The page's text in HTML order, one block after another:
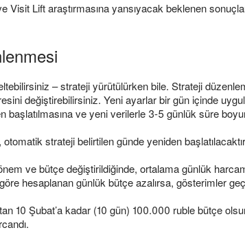
Visit Lift araştırmasına yansıyacak beklenen
– strateji yürütülürken bile. Strateji
değiştirebilirsiniz. Yeni ayarlar bir gün içinde
başlatılmasına ve yeni verilerle 3-5 günlük süre
strateji belirtilen günde yeniden
ve bütçe değiştirildiğinde, ortalama günlük
hesaplanan günlük bütçe azalırsa, gösterimler
10 Şubat’a kadar (10 gün) 100.000 ruble bütçe